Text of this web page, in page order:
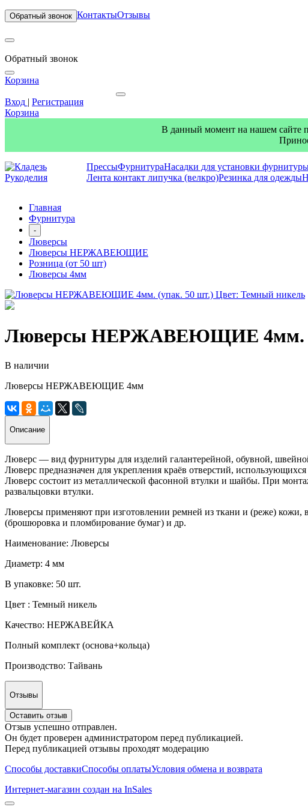
Обратный звонок КонтактыОтзывы
Обратный звонок
Корзина
Вход | Регистрация
Корзина
В данный момент на нашем сайте
ПрессыФурнитураНасадки для установки
Лента контакт липучка (велкро)Резинка для одежды
Главная
Фурнитура
-
Люверсы
Люверсы НЕРЖАВЕЮЩИЕ
Розница (от 50 шт)
Люверсы 4мм
Люверсы НЕРЖАВЕЮЩИЕ 4мм.
В наличии
Люверсы НЕРЖАВЕЮЩИЕ 4мм
Описание
Люверс — вид фурнитуры для изделий галантерейной, обувной,
Люверс предназначен для укрепления краёв отверстий,
Люверс состоит из металлической фасонной втулки и шайбы. При
развальцовки втулки.
Люверсы применяют при изготовлении ремней из ткани и (реже) кожи,
(брошюровка и пломбирование бумаг) и др.
Наименование: Люверсы
Диаметр: 4 мм
В упаковке: 50 шт.
Цвет : Темный никель
Качество: НЕРЖАВЕЙКА
Полный комплект (основа+кольца)
Производство: Тайвань
Отзывы
Оставить отзыв
Отзыв успешно отправлен.
Он будет проверен администратором перед публикацией.
Перед публикацией отзывы проходят модерацию
Способы доставкиСпособы оплатыУсловия обмена и возврата
Интернет-магазин создан на InSales